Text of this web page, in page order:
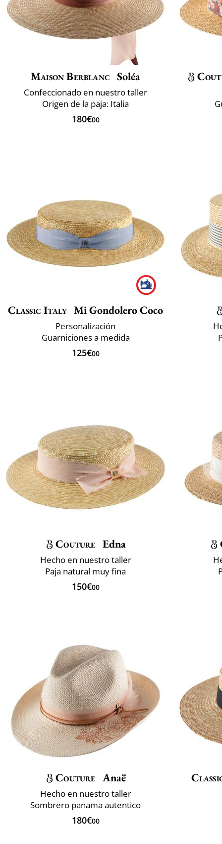
Maison Berblanc Soléa
Confeccionado en nuestro taller
Origen de la paja: Italia
180€00
Classic Italy Mi Gondolero Coco
Personalización
Guarniciones a medida
125€00
Couture Edna
Hecho en nuestro taller
Paja natural muy fina
150€00
Couture Anaë
Hecho en nuestro taller
Sombrero panama autentico
180€00